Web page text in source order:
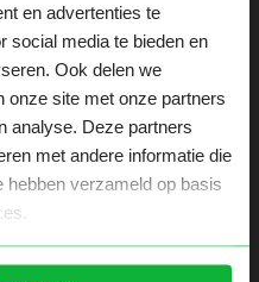
en advertenties te
social media te bieden en
Ook delen we
onze site met onze partners
analyse. Deze partners
met andere informatie die
hebben verzameld op basis